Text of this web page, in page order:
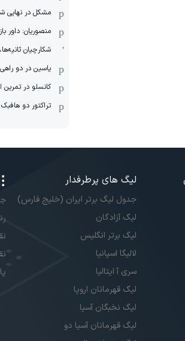
مشکل در نهایی
منصوریان: داور
شکارچیان
یاسین در دو
کانسلو در تمرین
تراکتور دو
لیگ های پرطرفدار
جدول لیگ برتر ایران (خلیج فارس)
لیگ آزادگان
لیگ برتر انگلیس
لالیگا اسپانیا
سری آ ایتالیا
لیگ قهرمانان اروپا
لیگ نخبگان آسیا
لیگ قهرمانان آسیا دو